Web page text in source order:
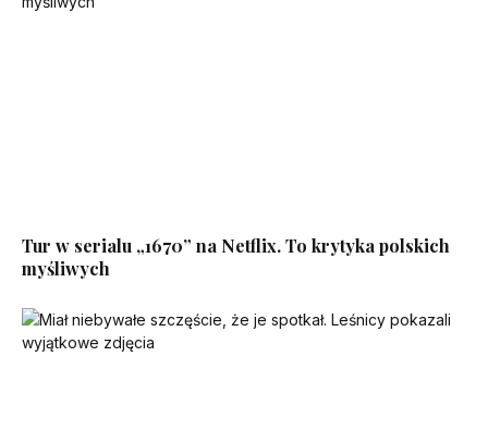
Tur w serialu „1670” na Netflix. To krytyka polskich
myśliwych